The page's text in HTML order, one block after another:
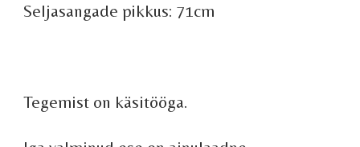
Seljasangade pikkus: 71cm
Tegemist on käsitööga.